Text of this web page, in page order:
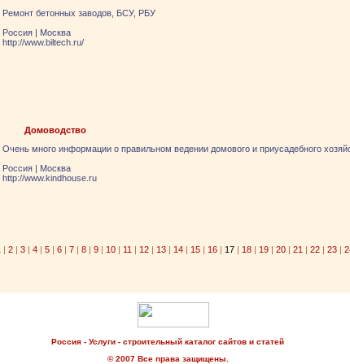
Ремонт бетонных заводов, БСУ, РБУ
Россия | Москва
http://www.biltech.ru/
Домоводство
Очень много информации о правильном ведении домового и приусадебного
Россия | Москва
http://www.kindhouse.ru
| 2 | 3 | 4 | 5 | 6 | 7 | 8 | 9 | 10 | 11 | 12 | 13 | 14 | 15 | 16 | 17 | 18 | 19 | 20 | 21 | 22 | 23 |
Россия - Услуги - строительный каталог сайтов и статей
© 2007 Все права защищены.